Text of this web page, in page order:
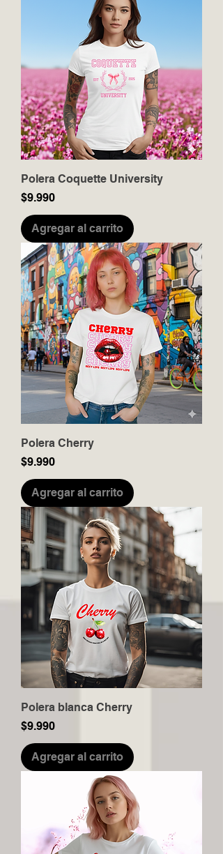
Polera Coquette University
Precio
$9.990
Agregar al carrito
Polera Cherry
Precio
$9.990
Agregar al carrito
Polera blanca Cherry
Precio
$9.990
Agregar al carrito